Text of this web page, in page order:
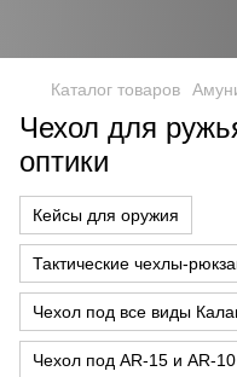
Каталог товаров
Чехол для
оптики
Кейсы для оружия
Чехол под все виды
Чехол под AR-15 и AR-10